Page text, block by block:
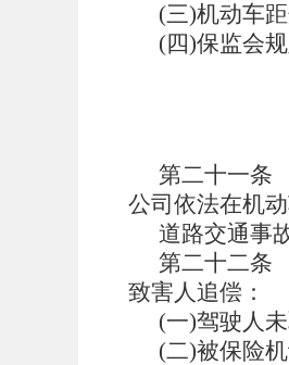
(三)机动车
(四)保监会
第二十一条
公司依法在机
道路交通事
第二十二条
致害人追偿：
(一)驾驶人
(二)被保险